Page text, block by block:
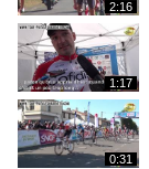
2:16
1:17
0:31